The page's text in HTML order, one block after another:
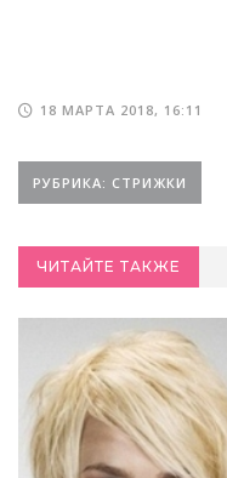
18 МАРТА 2018, 16:11
РУБРИКА: СТРИЖКИ
ЧИТАЙТЕ ТАКЖЕ